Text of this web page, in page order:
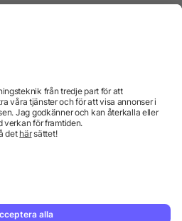
och organisationer. Alla priser
GmbH.